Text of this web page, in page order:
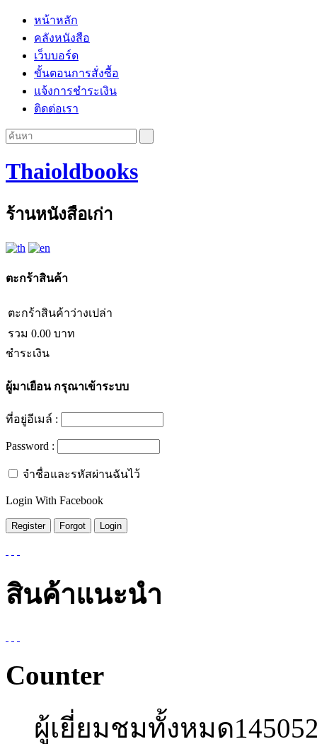
หน้าหลัก
คลังหนังสือ
เว็บบอร์ด
ขั้นตอนการสั่งซื้อ
แจ้งการชำระเงิน
ติดต่อเรา
Thaioldbooks
ร้านหนังสือเก่า
ตะกร้าสินค้า
ตะกร้าสินค้าว่างเปล่า
รวม 0.00 บาท
ชำระเงิน
ผู้มาเยือนกรุณาเข้าระบบ
ที่อยู่อีเมล์ :
Password :
จำชื่อและรหัสผ่านฉันไว้
Login With Facebook
สินค้าแนะนำ
Counter
ผู้เยี่ยมชมทั้งหมด